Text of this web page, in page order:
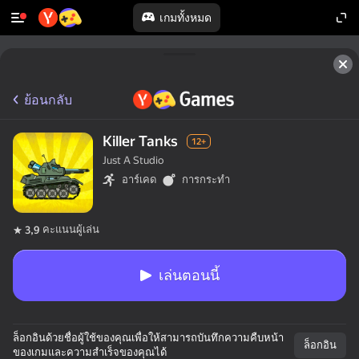
เกมทั้งหมด
ย้อนกลับ
Killer Tanks 12+
Just A Studio
อาร์เคด
การกระทำ
3,9 คะแนนผู้เล่น
เล่นตอนนี้
ล็อกอินด้วยชื่อผู้ใช้ของคุณเพื่อให้สามารถบันทึกความคืบหน้า
ของเกมและความสำเร็จของคุณได้
ล็อกอิน